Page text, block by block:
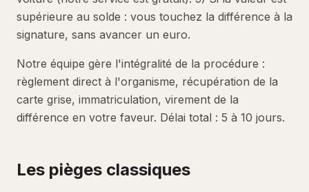
supérieure au solde : vous touchez la différence à la
signature, sans avancer un euro.
Notre équipe gère l'intégralité de la procédure :
règlement direct à l'organisme, récupération de la
carte grise, immatriculation, virement de la
différence en votre faveur. Délai total : 5 à 10 jours.
Les pièges classiques